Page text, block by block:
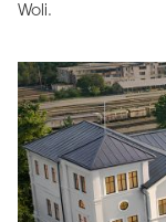
Woli.